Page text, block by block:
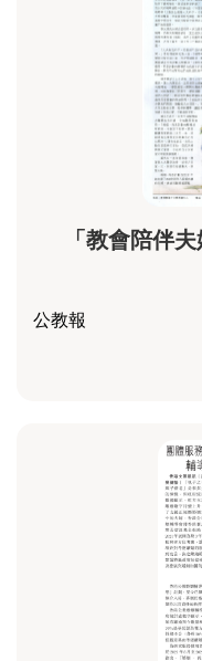
「教會陪伴
公教報